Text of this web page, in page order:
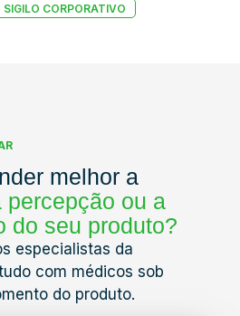
SIGILO CORPORATIVO
melhor a
percepção ou a
do seu produto?
especialistas da
com médicos sob
do produto.